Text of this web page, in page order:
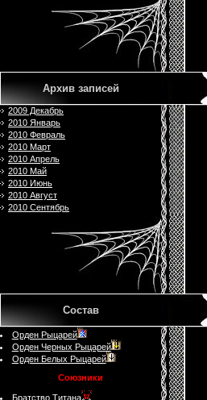
Архив записей
2009 Декабрь
2010 Январь
2010 Февраль
2010 Март
2010 Апрель
2010 Май
2010 Июнь
2010 Август
2010 Сентябрь
Состав
Орден Рыцарей
Орден Черных Рыцарей
Орден Белых Рыцарей
Союзники
Братство Титана